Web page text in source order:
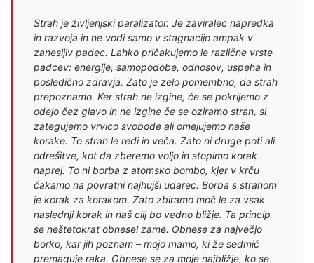
Strah je življenjski paralizator. Je zaviralec napredka
in razvoja in ne vodi samo v stagnacijo ampak v
zanesljiv padec. Lahko pričakujemo le različne vrste
padcev: energije, samopodobe, odnosov, uspeha in
posledično zdravja. Zato je zelo pomembno, da strah
prepoznamo. Ker strah ne izgine, če se pokrijemo z
odejo čez glavo in ne izgine če se oziramo stran, si
zategujemo vrvico svobode ali omejujemo naše
korake. To strah le redi in veča. Zato ni druge poti ali
odrešitve, kot da zberemo voljo in stopimo korak
naprej. To ni borba z atomsko bombo, kjer v krču
čakamo na povratni najhujši udarec. Borba s strahom
je korak za korakom. Zato zbiramo moč le za vsak
naslednji korak in naš cilj bo vedno bližje. Ta princip
se neštetokrat obnesel zame. Obnese za največjo
borko, kar jih poznam – mojo mamo, ki že sedmič
premaguje raka. Obnese se za moje najbližje, ko se